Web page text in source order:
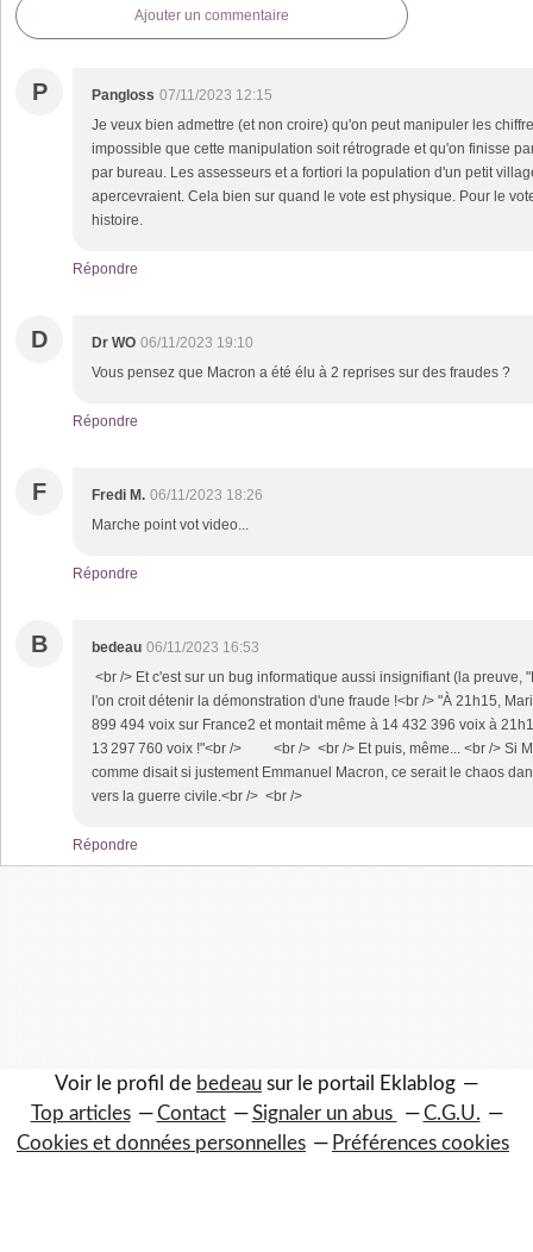
Ajouter un commentaire
P Pangloss 07/11/2023 12:15
Je veux bien admettre (et non croire) qu'on peut manipuler les
impossible que cette manipulation soit rétrograde et qu'on finisse
par bureau. Les assesseurs et a fortiori la population d'un petit
apercevraient. Cela bien sur quand le vote est physique. Pour le
histoire.
Répondre
D Dr WO 06/11/2023 19:10
Vous pensez que Macron a été élu à 2 reprises sur des fraudes ?
Répondre
F Fredi M. 06/11/2023 18:26
Marche point vot video...
Répondre
B bedeau 06/11/2023 16:53
<br /> Et c'est sur un bug informatique aussi insignifiant (la preuve,
l'on croit détenir la démonstration d'une fraude !<br /> "À 21h15,
899 494 voix sur France2 et montait même à 14 432 396 voix à
13 297 760 voix !"<br /> <br /> <br /> Et puis, même... <br /> Si
comme disait si justement Emmanuel Macron, ce serait le chaos
vers la guerre civile.<br /> <br />
Répondre
Voir le profil de bedeau sur le portail Eklablog
Top articles
Contact Signaler un abus
C.G.U.
Cookies et données personnelles
Préférences cookies